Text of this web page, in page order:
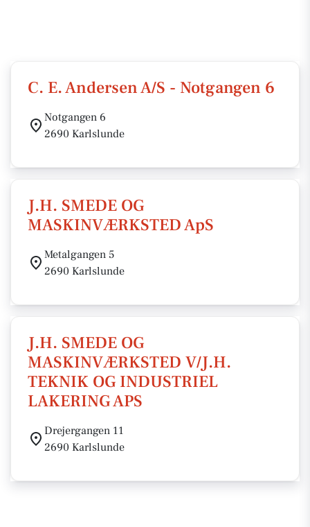
C. E. Andersen A/S - Notgangen 6
Notgangen 6
2690 Karlslunde
J.H. SMEDE OG
MASKINVÆRKSTED ApS
Metalgangen 5
2690 Karlslunde
J.H. SMEDE OG
MASKINVÆRKSTED V/J.H.
TEKNIK OG INDUSTRIEL
LAKERING APS
Drejergangen 11
2690 Karlslunde